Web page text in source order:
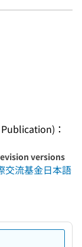
：
versions
交流基金日本語